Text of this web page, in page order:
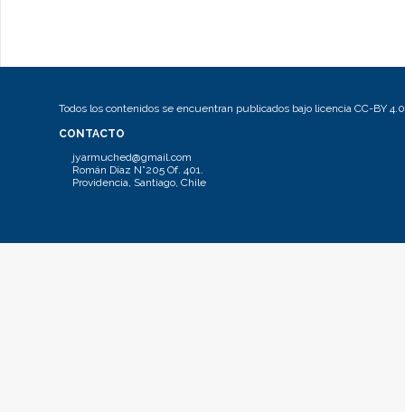
Todos los contenidos se encuentran publicados bajo licencia CC-BY 4.0
CONTACTO
jyarmuched@gmail.com
Román Díaz N°205 Of. 401.
Providencia, Santiago, Chile